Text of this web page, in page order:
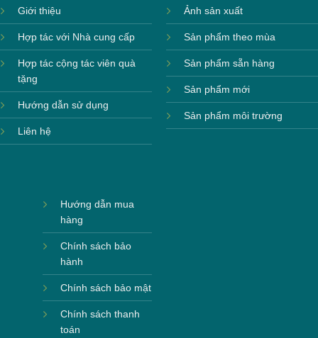
Giới thiệu
Hợp tác với Nhà cung cấp
Hợp tác cộng tác viên quà
tặng
Hướng dẫn sử dụng
Liên hệ
Ảnh sản xuất
Sản phẩm theo mùa
Sản phẩm sẵn hàng
Sản phẩm mới
Sản phẩm môi trường
Hướng dẫn mua
hàng
Chính sách bảo
hành
Chính sách bảo mật
Chính sách thanh
toán